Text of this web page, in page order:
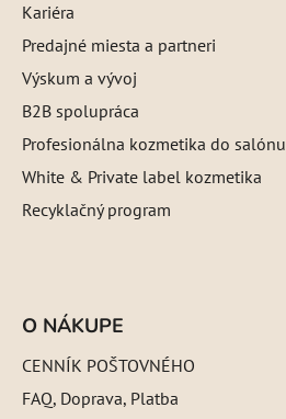
Kariéra
Predajné miesta a partneri
Výskum a vývoj
B2B spolupráca
Profesionálna kozmetika do salónu
White & Private label kozmetika
Recyklačný program
O NÁKUPE
CENNÍK POŠTOVNÉHO
FAQ, Doprava, Platba